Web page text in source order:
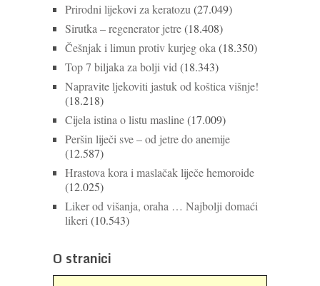
Prirodni lijekovi za keratozu (27.049)
Sirutka – regenerator jetre(18.408)
Češnjak i limun protiv kurjeg oka (18.350)
Top 7 biljaka za bolji vid (18.343)
Napravite ljekoviti jastuk od koštica višnje!
(18.218)
Cijela istina o listu masline(17.009)
Peršin liječi sve – od jetre do anemije
(12.587)
Hrastova kora i maslačak liječe hemoroide
(12.025)
Liker od višanja, oraha … Najbolji domaći
likeri (10.543)
O stranici